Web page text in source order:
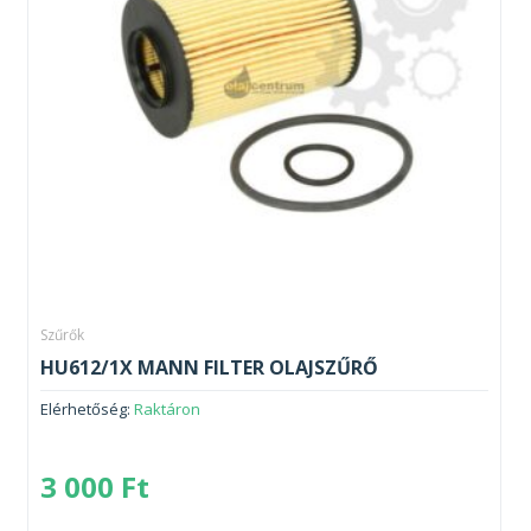
Szűrők
HU612/1X MANN FILTER OLAJSZŰRŐ
Elérhetőség: Raktáron
3 000 Ft